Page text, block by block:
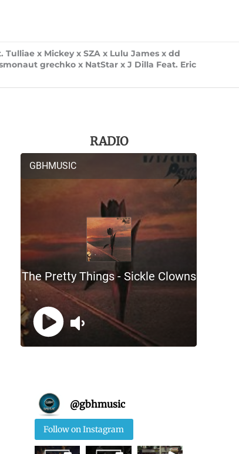
x Mickey x SZA x Lulu James x dd
grechko x NatStar x J Dilla Feat. Eric
RADIO
@gbhmusic
Follow on Instagram